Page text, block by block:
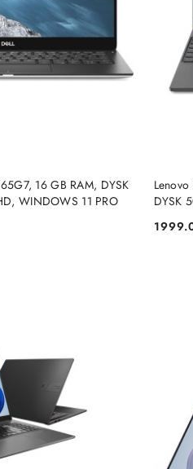
16 GB RAM, DYSK
WINDOWS 11 PRO
DYSK
Cena: